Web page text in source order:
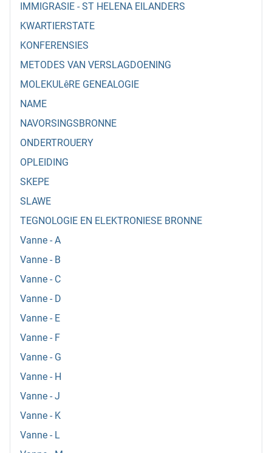
IMMIGRASIE - ST HELENA EILANDERS
KWARTIERSTATE
KONFERENSIES
METODES VAN VERSLAGDOENING
MOLEKULêRE GENEALOGIE
NAME
NAVORSINGSBRONNE
ONDERTROUERY
OPLEIDING
SKEPE
SLAWE
TEGNOLOGIE EN ELEKTRONIESE BRONNE
Vanne - A
Vanne - B
Vanne - C
Vanne - D
Vanne - E
Vanne - F
Vanne - G
Vanne - H
Vanne - J
Vanne - K
Vanne - L